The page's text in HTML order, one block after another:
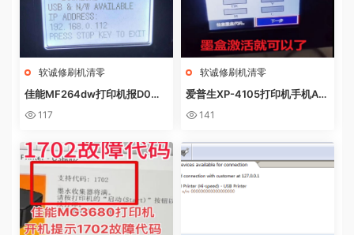
软诚修刷机清零
佳能MF264dw打印机报D0W
NL0AD MODE快速解决方法
117
软诚修刷机清零
爱普生XP-4105打印机手机AP
P上点了更新固件之后不识别墨
141